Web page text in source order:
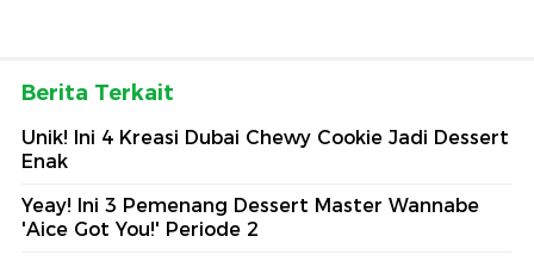
Berita Terkait
Unik! Ini 4 Kreasi Dubai Chewy Cookie Jadi Dessert
Enak
Yeay! Ini 3 Pemenang Dessert Master Wannabe
'Aice Got You!' Periode 2